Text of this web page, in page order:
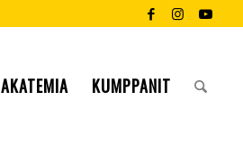
AKATEMIA KUMPPANIT